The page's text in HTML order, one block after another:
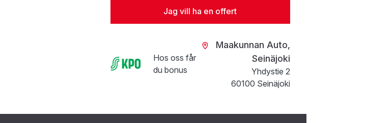
Jag vill ha en offert
Hos oss får
du bonus
Maakunnan Auto,
Seinäjoki
Yhdystie 2
60100 Seinäjoki